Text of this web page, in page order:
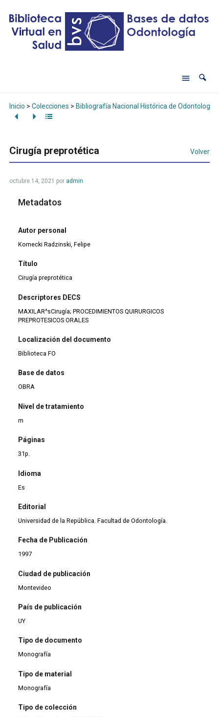
Inicio > Colecciones > Bibliografía Nacional Histórica de Odontología
Cirugía preprotética Volver
octubre 14, 2021 por admin
Metadatos
Autor personal
Kornecki Radzinski, Felipe
Título
Cirugía preprotética
Descriptores DECS
MAXILAR^sCirugía; PROCEDIMIENTOS QUIRURGICOS
PREPROTESICOS ORALES
Localización del documento
Biblioteca FO
Base de datos
OBRA
Nivel de tratamiento
m
Páginas
31p.
Idioma
Es
Editorial
Universidad de la República. Facultad de Odontología.
Fecha de Publicación
1997
Ciudad de publicación
Montevideo
País de publicación
UY
Tipo de documento
Monografía
Tipo de material
Monografía
Tipo de colección